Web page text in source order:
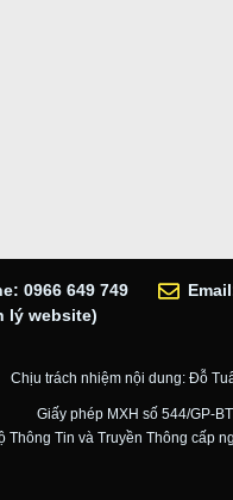
0966 649 749
lý website)
Chịu trách nhiệm nội dung: Đỗ
Giấy phép MXH số 544/GP-
Thông Tin và Truyền Thông cấp